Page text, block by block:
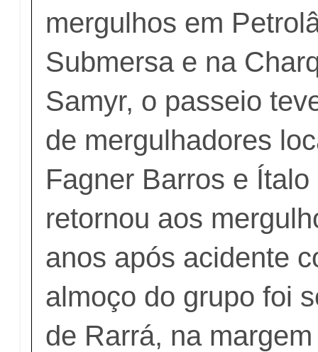
mergulhos em
Submersa e na
Samyr, o passeio
de mergulhadores
Fagner Barros e
retornou aos
anos após acidente
almoço do grupo foi
de Rarrá, na